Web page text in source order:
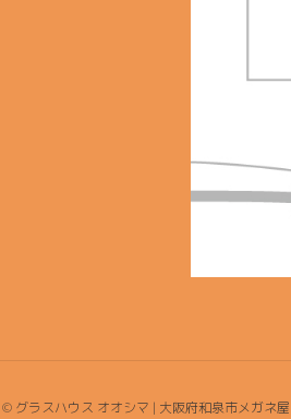
グラスハウス オオシマ | 大阪府和泉市メガネ